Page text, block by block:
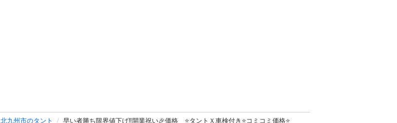
北九州市のタント 早い者勝ち限界値下げ‼️開業祝い🎉価格 ⭐️タントＸ車検付き⭐️コミコミ価格⭐️